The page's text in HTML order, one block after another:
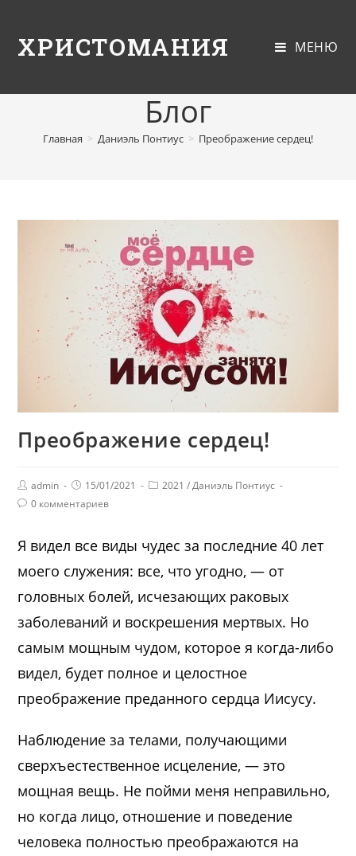
ХРИСТОМАНИЯ МЕНЮ
Блог
Главная > Даниэль Понтиус > Преображение сердец!
Преображение сердец!
admin 15/01/2021 2021 / Даниэль Понтиус
0 комментариев
Я видел все виды чудес за последние 40 лет
моего служения: все, что угодно, — от
головных болей, исчезающих раковых
заболеваний и воскрешения мертвых. Но
самым мощным чудом, которое я когда-либо
видел, будет полное и целостное
преображение преданного сердца Иисусу.
Наблюдение за телами, получающими
сверхъестественное исцеление, — это
мощная вещь. Не пойми меня неправильно,
но когда лицо, отношение и поведение
человека полностью преображаются на